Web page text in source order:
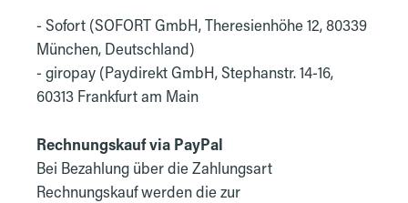
- Sofort (SOFORT GmbH, Theresienhöhe 12, 80339
München, Deutschland)
- giropay (Paydirekt GmbH, Stephanstr. 14-16,
60313 Frankfurt am Main
Rechnungskauf via PayPal
Bei Bezahlung über die Zahlungsart
Rechnungskauf werden die zur